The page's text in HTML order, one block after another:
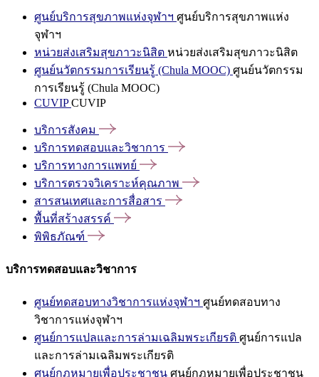
ศูนย์บริการสุขภาพแห่งจุฬาฯ ศูนย์บริการสุขภาพแห่ง
จุฬาฯ
หน่วยส่งเสริมสุขภาวะนิสิต หน่วยส่งเสริมสุขภาวะนิสิต
ศูนย์นวัตกรรมการเรียนรู้ (Chula MOOC) ศูนย์นวัตกรรม
การเรียนรู้ (Chula MOOC)
CUVIPCUVIP
บริการสังคม
บริการทดสอบและวิชาการ
บริการทางการแพทย์
บริการตรวจวิเคราะห์คุณภาพ
สารสนเทศและการสื่อสาร
พื้นที่สร้างสรรค์
พิพิธภัณฑ์
บริการทดสอบและวิชาการ
ศูนย์ทดสอบทางวิชาการแห่งจุฬาฯ ศูนย์ทดสอบทาง
วิชาการแห่งจุฬาฯ
ศูนย์การแปลและการล่ามเฉลิมพระเกียรติ ศูนย์การแปล
และการล่ามเฉลิมพระเกียรติ
ศูนย์กฎหมายเพื่อประชาชน ศูนย์กฎหมายเพื่อประชาชน